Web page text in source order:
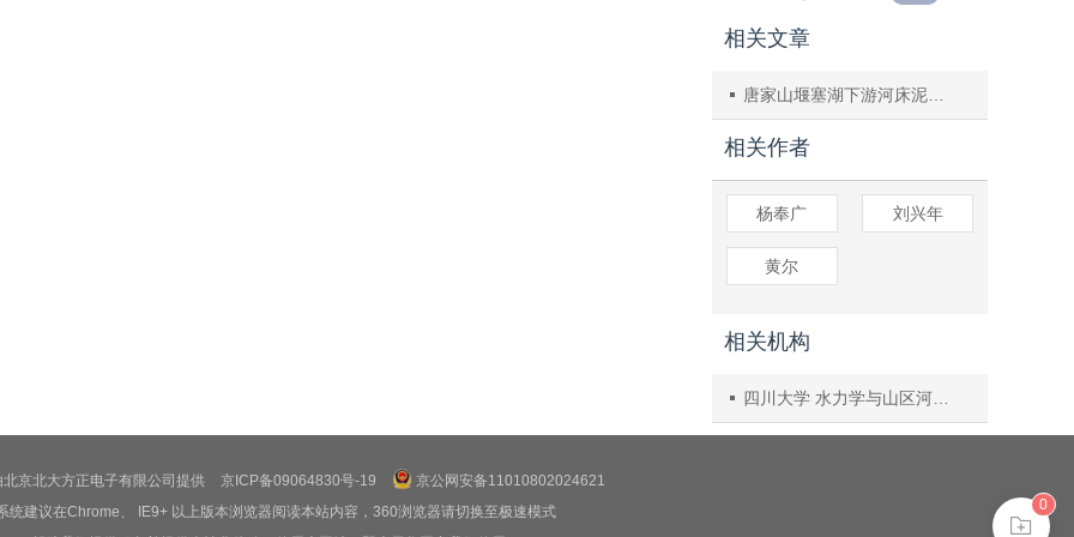
相关文章
唐家山堰塞湖下游河床泥沙起动流速研究
相关作者
杨奉广 刘兴年
黄尔
相关机构
四川大学 水力学与山区河流开发保护国家重点实验室四川
京北大方正电子有限公司提供 京ICP备09064830号-19
京公网安备11010802024621
统建议在Chrome、 IE9+ 以上版本浏览器阅读本站内容，360浏览器请切换至极速模式
0